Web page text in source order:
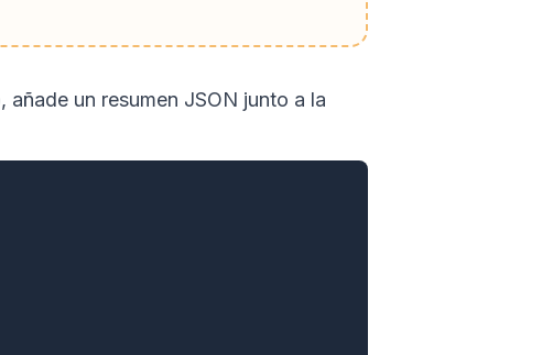
un resumen JSON junto a la